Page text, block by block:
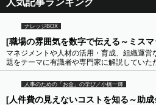
ナレッジBOX
[職場の雰囲気を数字で伝える～ミス
マネジメントや人材の活用・育成、組織運
題をテーマに有識者や専門家に解説していた
人事のための「お金」の学び／小橋一輝
[人件費の見えないコストを知る～助